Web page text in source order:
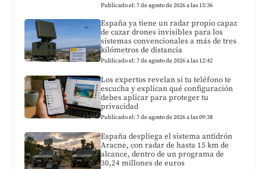
Publicado el: 7 de agosto de 2026 a las 15:36
España ya tiene un radar propio capaz
de cazar drones invisibles para los
sistemas convencionales a más de tres
kilómetros de distancia
Publicado el: 7 de agosto de 2026 a las 12:42
Los expertos revelan si tu teléfono te
escucha y explican qué configuración
debes aplicar para proteger tu
privacidad
Publicado el: 7 de agosto de 2026 a las 09:38
España despliega el sistema antidrón
Aracne, con radar de hasta 15 km de
alcance, dentro de un programa de
30,24 millones de euros